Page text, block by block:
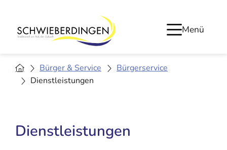
Menü
Bürger & Service
Bürgerservice
Dienstleistungen
Dienstleistungen